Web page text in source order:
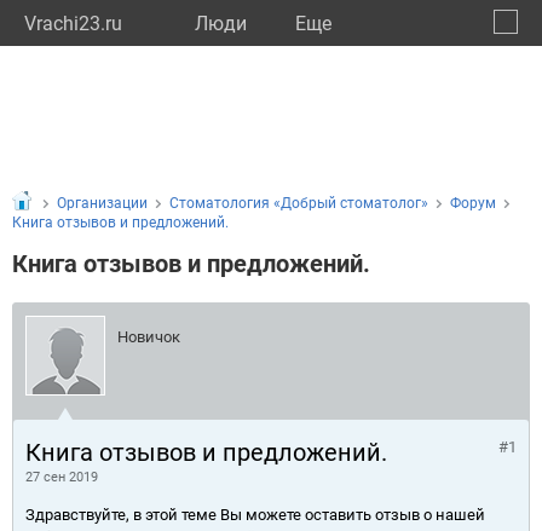
Vrachi23.ru Люди Eще
Организации Стоматология «Добрый стоматолог»
Форум
Книга отзывов и предложений.
Книга отзывов и предложений.
Новичок
Книга отзывов и предложений.
27 сен 2019
#1
Здравствуйте, в этой теме Вы можете оставить отзыв о нашей